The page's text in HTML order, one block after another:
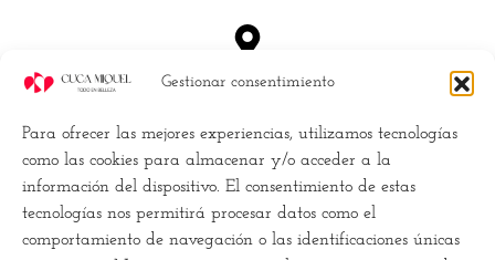
Gestionar consentimiento
Para ofrecer las mejores experiencias, utilizamos tecnologías
como las cookies para almacenar y/o acceder a la
información del dispositivo. El consentimiento de estas
tecnologías nos permitirá procesar datos como el
comportamiento de navegación o las identificaciones únicas
Dónde estamos
Calle Luchana, 25 28010 Madrid España
Empresa
Políticas de Cookies (UE)
Política de privacidad
Términos y Condiciones